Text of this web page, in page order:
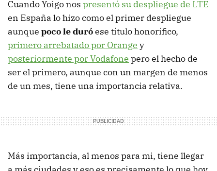
Cuando Yoigo nos presentó su despliegue de LTE
en España lo hizo como el primer despliegue
aunque poco le duróese título honorífico,
primero arrebatado por Orange y
posteriormente por Vodafone pero el hecho de
ser el primero, aunque con un margen de menos
de un mes, tiene una importancia relativa.
Más importancia, al menos para mi, tiene llegar